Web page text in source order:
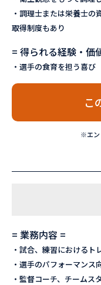
・調理士または栄養士
取得制度もあり
= 得られる経験・価
・選手の食育を担う喜び
こ
※エン
= 業務内容 =
・試合、練習におけるト
・選手のパフォーマン
・監督コーチ、チームス